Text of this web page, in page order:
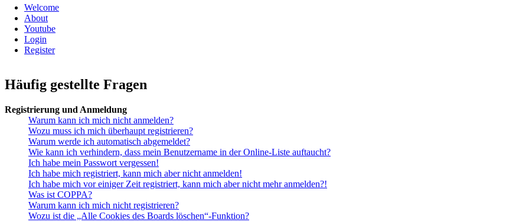
Welcome
About
Youtube
Login
Register
Häufig gestellte Fragen
Registrierung und Anmeldung
Warum kann ich mich nicht anmelden?
Wozu muss ich mich überhaupt registrieren?
Warum werde ich automatisch abgemeldet?
Wie kann ich verhindern, dass mein Benutzername in der Online-Liste auftaucht?
Ich habe mein Passwort vergessen!
Ich habe mich registriert, kann mich aber nicht anmelden!
Ich habe mich vor einiger Zeit registriert, kann mich aber nicht mehr anmelden?!
Was ist COPPA?
Warum kann ich mich nicht registrieren?
Wozu ist die „Alle Cookies des Boards löschen“-Funktion?